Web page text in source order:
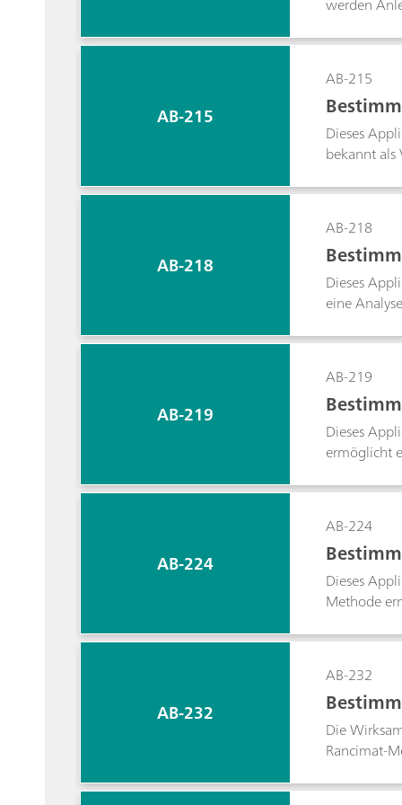
AB-215
AB-215
Dieses
bekannt
AB-218
AB-218
Dieses
eine
AB-219
AB-219
Dieses
ermöglicht
AB-224
AB-224
Dieses
Methode
AB-232
AB-232
Die
Rancimat-